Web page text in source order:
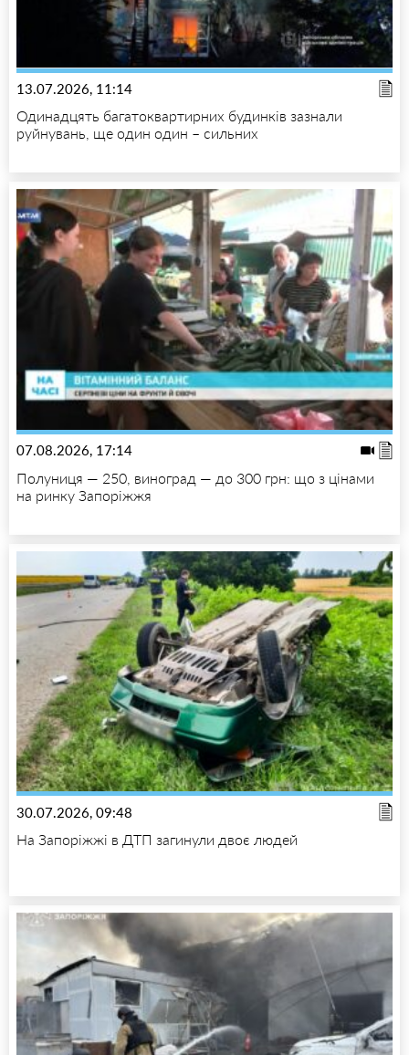
13.07.2026, 11:14
Одинадцять багатоквартирних будинків зазнали
руйнувань, ще один один – сильних
07.08.2026, 17:14
Полуниця — 250, виноград — до 300 грн: що з цінами
на ринку Запоріжжя
30.07.2026, 09:48
На Запоріжжі в ДТП загинули двоє людей